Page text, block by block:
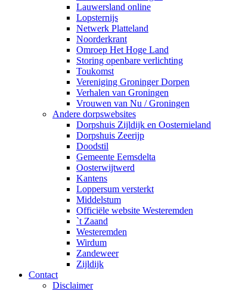
Lauwersland online
Lopsternijs
Netwerk Platteland
Noorderkrant
Omroep Het Hoge Land
Storing openbare verlichting
Toukomst
Vereniging Groninger Dorpen
Verhalen van Groningen
Vrouwen van Nu / Groningen
Andere dorpswebsites
Dorpshuis Zijldijk en Oosternieland
Dorpshuis Zeerijp
Doodstil
Gemeente Eemsdelta
Oosterwijtwerd
Kantens
Loppersum versterkt
Middelstum
Officiële website Westeremden
`t Zaand
Westeremden
Wirdum
Zandeweer
Zijldijk
Contact
Disclaimer